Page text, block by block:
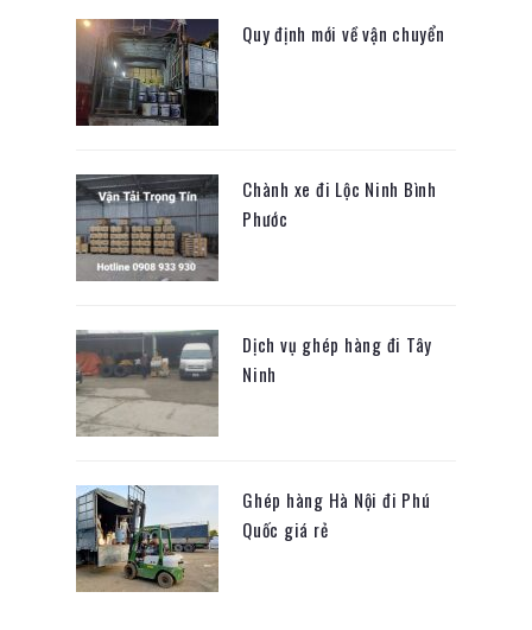
Quy định mới về vận chuyển
Chành xe đi Lộc Ninh Bình
Phước
Dịch vụ ghép hàng đi Tây
Ninh
Ghép hàng Hà Nội đi Phú
Quốc giá rẻ